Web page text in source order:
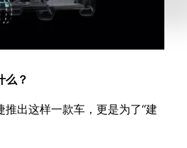
么？
出这样一款车，更是为了“建